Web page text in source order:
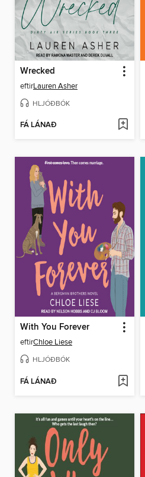
Wrecked
eftirLauren Asher
HLJÓÐBÓK
FÁ LÁNAÐ
With You Forever
eftirChloe Liese
HLJÓÐBÓK
FÁ LÁNAÐ